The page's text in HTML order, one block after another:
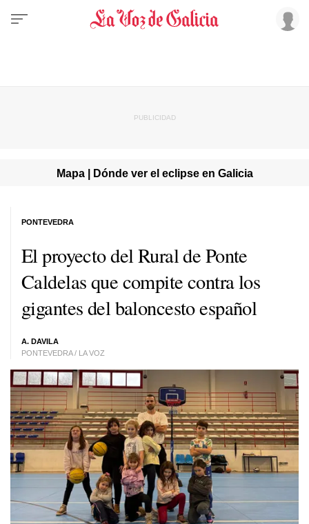
Mapa | Dónde ver el eclipse en Galicia
El proyecto del Rural de Ponte
Caldelas que compite contra los
gigantes del baloncesto español
A. DAVILA
PONTEVEDRA / LA VOZ
PONTEVEDRA